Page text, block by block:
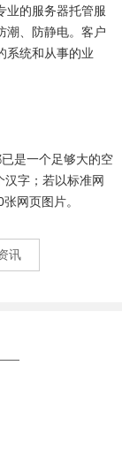
业的服务器托管服
潮、防静电。客户
系统和从事的业
是一个足够大的空
字；若以标准网
网页图片。
讯